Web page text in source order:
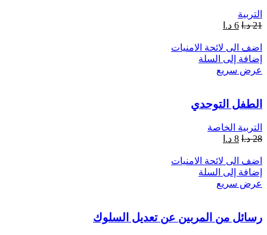
التربية
21 د.ا 6 د.ا
اضف الى لائحة الامنيات
إضافة إلى السلة
عرض سريع
الطفل التوحدي
التربية الخاصة
28 د.ا 8 د.ا
اضف الى لائحة الامنيات
إضافة إلى السلة
عرض سريع
رسائل من المربين عن تعديل السلوك